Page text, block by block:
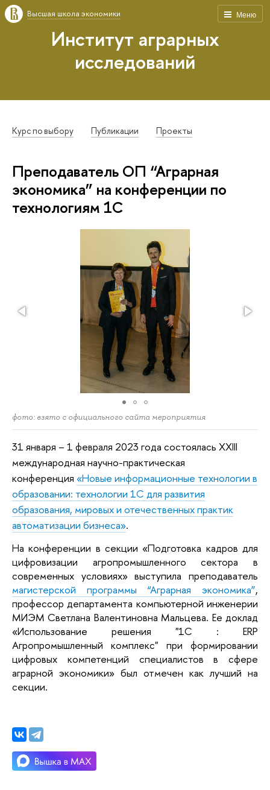
Меню
Высшая школа экономики
Институт аграрных
исследований
Курс по выбору Публикации Проекты
Преподаватель ОП “Аграрная
экономика” на конференции по
технологиям 1С
фото: взято с официального сайта мероприятия
31 января – 1 февраля 2023 года состоялась XXIII
международная научно-практическая
конференция «Новые информационные технологии в
образовании: технологии 1С для развития
образования, мировых и отечественных практик
автоматизации бизнеса».
На конференции в секции «Подготовка кадров для
цифровизации агропромышленного сектора в
современных условиях» выступила преподаватель
магистерской программы “Аграрная экономика”,
профессор департамента компьютерной инженерии
МИЭМ Светлана Валентиновна Мальцева. Ее доклад
«Использование решения "1С : ERP
Агропромышленный комплекс" при формировании
цифровых компетенций специалистов в сфере
аграрной экономики» был отмечен как лучший на
секции.